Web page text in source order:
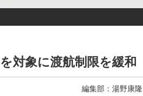
対象に渡航制限を緩和
編集部：湯野康隆